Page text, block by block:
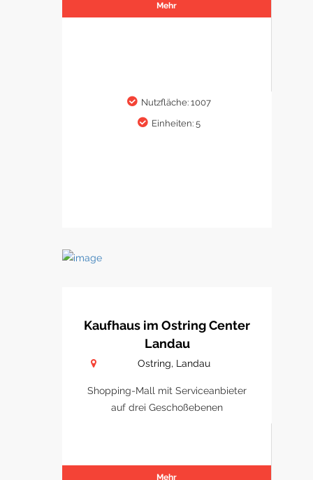
Mehr
Nutzfläche: 1007
Einheiten: 5
Kaufhaus im Ostring Center
Landau
Ostring, Landau
Shopping-Mall mit Serviceanbieter
auf drei Geschoßebenen
Mehr